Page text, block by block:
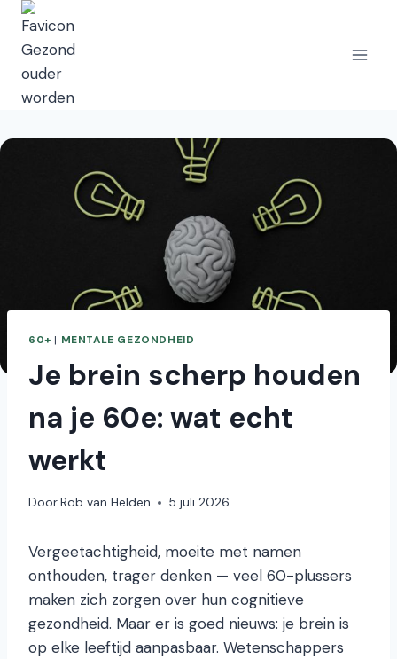
Doorgaan
naar
inhoud
60+ | MENTALE GEZONDHEID
Je brein scherp houden
na je 60e: wat echt
werkt
DoorRob van Helden 5 juli 2026
Vergeetachtigheid, moeite met namen
onthouden, trager denken — veel 60-plussers
maken zich zorgen over hun cognitieve
gezondheid. Maar er is goed nieuws: je brein is
op elke leeftijd aanpasbaar. Wetenschappers